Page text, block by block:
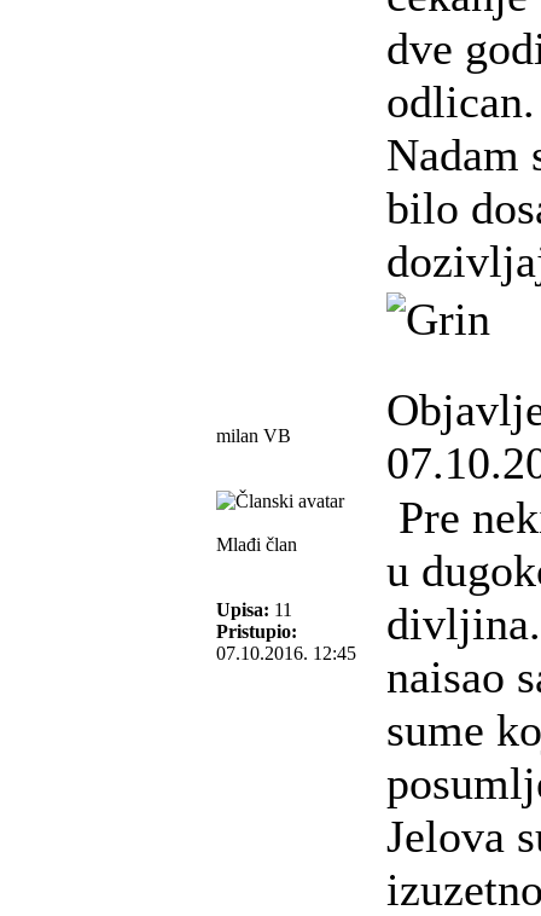
dve
odlican.
Nadam
bilo
milan VB
Mlađi član
Upisa: 11
Pristupio:
07.10.2016. 12:45
Pre
u
naisao
sume
Jelova